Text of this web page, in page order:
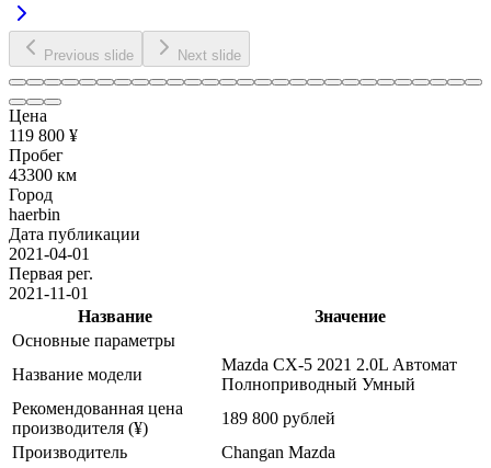
Previous slide Next slide
Цена
119 800 ¥
Пробег
43300 км
Город
haerbin
Дата публикации
2021-04-01
Первая рег.
2021-11-01
Название
Значение
Основные параметры
Название модели
Mazda CX-5 2021 2.0L Автомат
Полноприводный Умный
Рекомендованная цена
производителя (¥)
189 800 рублей
Производитель
Changan Mazda